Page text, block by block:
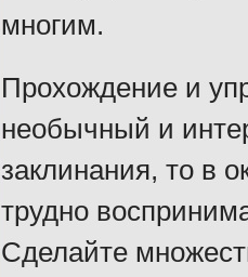
многим.
Прохождение и
необычный и
заклинания, то в
трудно
Сделайте